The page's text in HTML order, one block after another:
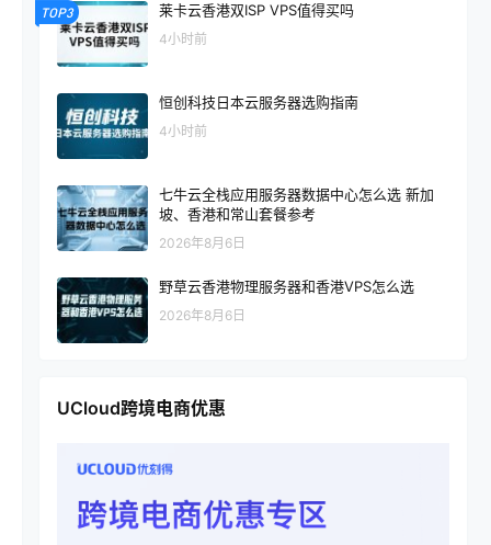
TOP3 莱卡云香港双ISP VPS值得买吗
4小时前
恒创科技日本云服务器选购指南
4小时前
七牛云全栈应用服务器数据中心怎么选 新加
坡、香港和常山套餐参考
2026年8月6日
野草云香港物理服务器和香港VPS怎么选
2026年8月6日
UCloud跨境电商优惠